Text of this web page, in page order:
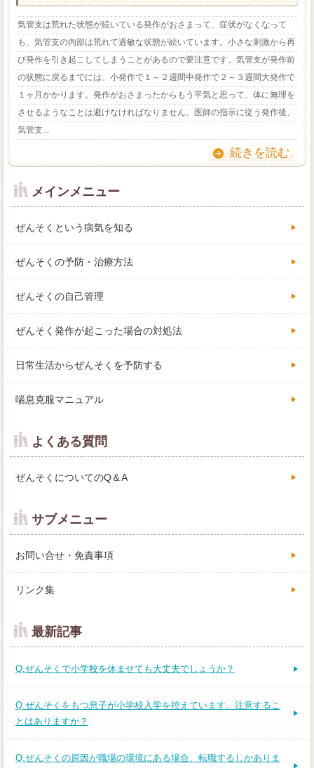
気管支は荒れた状態が続いている発作がおさまって、症状がなくなって
も、気管支の内部は荒れて過敏な状態が続いています。小さな刺激から再
び発作を引き起こしてしまうことがあるので要注意です。気管支が発作前
の状態に戻るまでには、小発作で１～２週間中発作で２～３週間大発作で
１ヶ月かかります。発作がおさまったからもう平気と思って、体に無理を
させるようなことは避けなければなりません。医師の指示に従う発作後、
気管支...
続きを読む
メインメニュー
ぜんそくという病気を知る
ぜんそくの予防・治療方法
ぜんそくの自己管理
ぜんそく発作が起こった場合の対処法
日常生活からぜんそくを予防する
喘息克服マニュアル
よくある質問
ぜんそくについてのQ＆A
サブメニュー
お問い合せ・免責事項
リンク集
最新記事
Q.ぜんそくで小学校を休ませても大丈夫でしょうか？
Q.ぜんそくをもつ息子が小学校入学を控えています。注意するこ
とはありますか？
Q.ぜんそくの原因が職場の環境にある場合、転職するしかありま